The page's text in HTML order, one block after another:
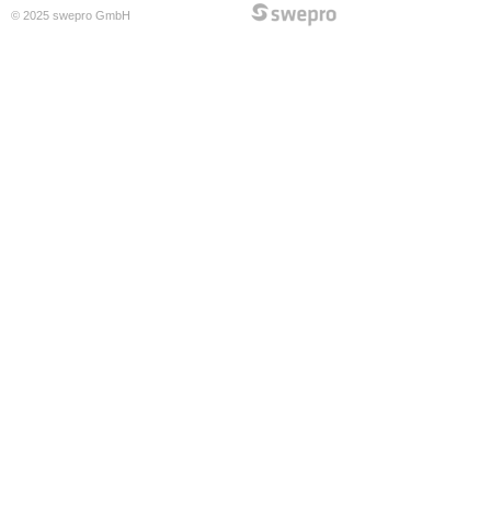
© 2025 swepro GmbH